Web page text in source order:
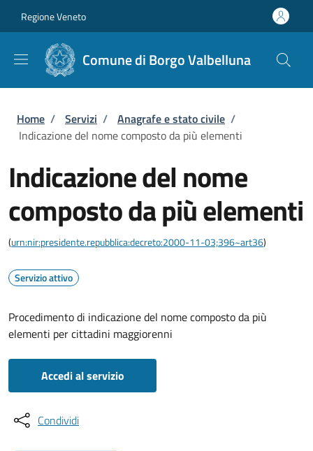
Regione Veneto
Comune di Borgo Valbelluna
Briciole di pane
Home / Servizi / Anagrafe e stato civile /
Indicazione del nome composto da più elementi
Indicazione del nome
composto da più elementi
(urn:nir:presidente.repubblica:decreto:2000-11-03;396~art36)
Servizio attivo
Procedimento di indicazione del nome composto da più
elementi per cittadini maggiorenni
Accedi al servizio
Condividi